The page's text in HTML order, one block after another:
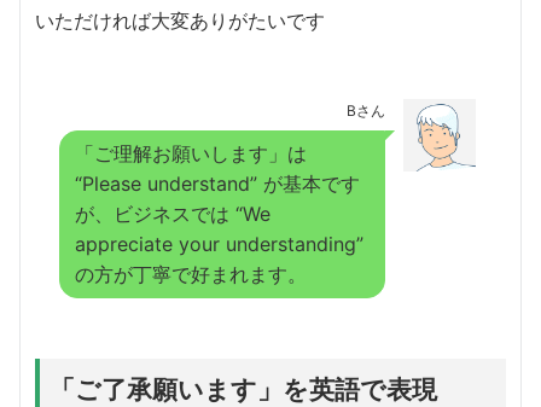
いただければ大変ありがたいです
Bさん
「ご理解お願いします」は
“Please understand” が基本です
が、ビジネスでは “We
appreciate your understanding”
の方が丁寧で好まれます。
「ご了承願います」を英語で表現